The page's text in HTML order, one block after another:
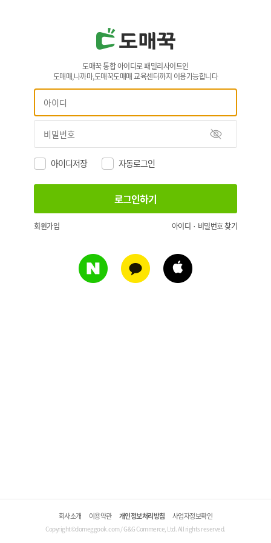
도매꾹 통합 아이디로 패밀리사이트인
도매매,나까마,도매꾹도매매 교육센터까지 이용가능합니다
아이디저장 자동로그인
회원가입 아이디 · 비밀번호 찾기
회사소개 이용약관 개인정보처리방침 사업자정보확인
Copyright©domeggook.com / G&G Commerce, Ltd. All rights reserved.